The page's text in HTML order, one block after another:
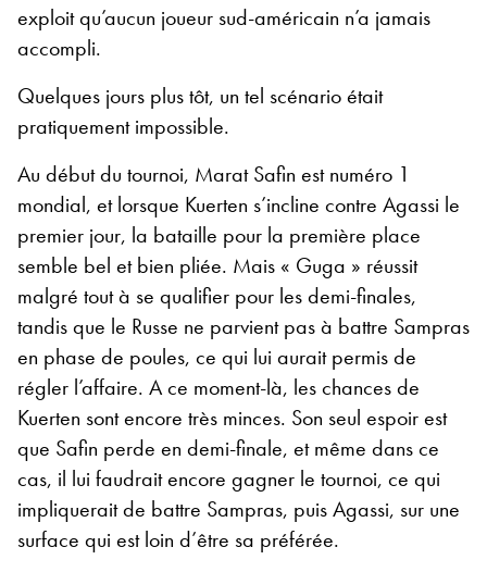
exploit qu’aucun joueur sud-américain n’a jamais
accompli.
Quelques jours plus tôt, un tel scénario était
pratiquement impossible.
Au début du tournoi, Marat Safin est numéro 1
mondial, et lorsque Kuerten s’incline contre Agassi le
premier jour, la bataille pour la première place
semble bel et bien pliée. Mais « Guga » réussit
malgré tout à se qualifier pour les demi-finales,
tandis que le Russe ne parvient pas à battre Sampras
en phase de poules, ce qui lui aurait permis de
régler l’affaire. A ce moment-là, les chances de
Kuerten sont encore très minces. Son seul espoir est
que Safin perde en demi-finale, et même dans ce
cas, il lui faudrait encore gagner le tournoi, ce qui
impliquerait de battre Sampras, puis Agassi, sur une
surface qui est loin d’être sa préférée.